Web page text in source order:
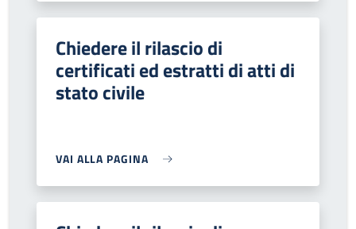
Chiedere il rilascio di
certificati ed estratti di atti di
stato civile
VAI ALLA PAGINA